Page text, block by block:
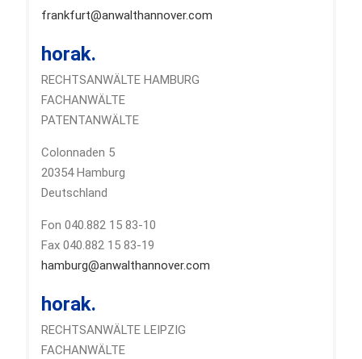
frankfurt@anwalthannover.com
horak.
RECHTSANWÄLTE HAMBURG
FACHANWÄLTE
PATENTANWÄLTE
Colonnaden 5
20354 Hamburg
Deutschland
Fon 040.882 15 83-10
Fax 040.882 15 83-19
hamburg@anwalthannover.com
horak.
RECHTSANWÄLTE LEIPZIG
FACHANWÄLTE